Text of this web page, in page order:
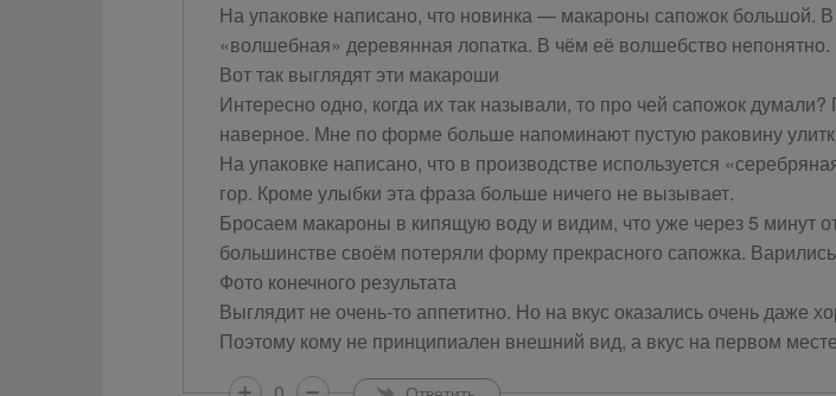
На упаковке написано, что новинка — макароны сапожок большой. В
«волшебная» деревянная лопатка. В чём её волшебство непонятно.
Вот так выглядят эти макароши
Интересно одно, когда их так называли, то про чей сапожок
наверное. Мне по форме больше напоминают пустую раковину
На упаковке написано, что в производстве используется
гор. Кроме улыбки эта фраза больше ничего не вызывает.
Бросаем макароны в кипящую воду и видим, что уже через 5 минут
большинстве своём потеряли форму прекрасного сапожка. Варились
Фото конечного результата
Выглядит не очень-то аппетитно. Но на вкус оказались очень даже
Поэтому кому не принципиален внешний вид, а вкус на первом